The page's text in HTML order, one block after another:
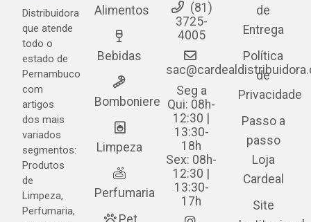
Distribuidora
que atende
todo o
estado de
Pernambuco
com
artigos
dos mais
variados
segmentos:
Produtos
de
Limpeza,
Perfumaria,
Alimentos
Bebidas
Bomboniere
Limpeza
Perfumaria
Pet
(81)
3725-
4005
Seg a
Qui: 08h-
12:30 |
13:30-
18h
Sex: 08h-
12:30 |
13:30-
17h
de
Entrega
Política
de
Privacidade
Passo a
passo
Loja
Cardeal
Site